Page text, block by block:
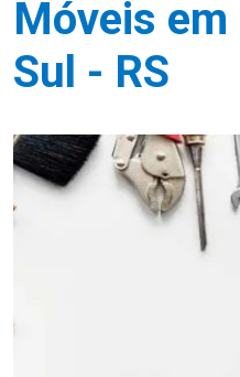
Móveis em
Sul - RS